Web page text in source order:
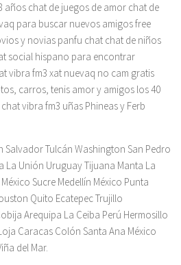
años chat de juegos de amor chat de
para buscar nuevos amigos free
y novias panfu chat chat de niños
social hispano para encontrar
vibra fm3 xat nuevaq no cam gratis
carros, tenis amor y amigos los 40
vibra fm3 uñas Phineas y Ferb
Salvador Tulcán Washington San Pedro
La Unión Uruguay Tijuana Manta La
Sucre Medellín México Punta
Quito Ecatepec Trujillo
Arequipa La Ceiba Perú Hermosillo
Caracas Colón Santa Ana México
del Mar.